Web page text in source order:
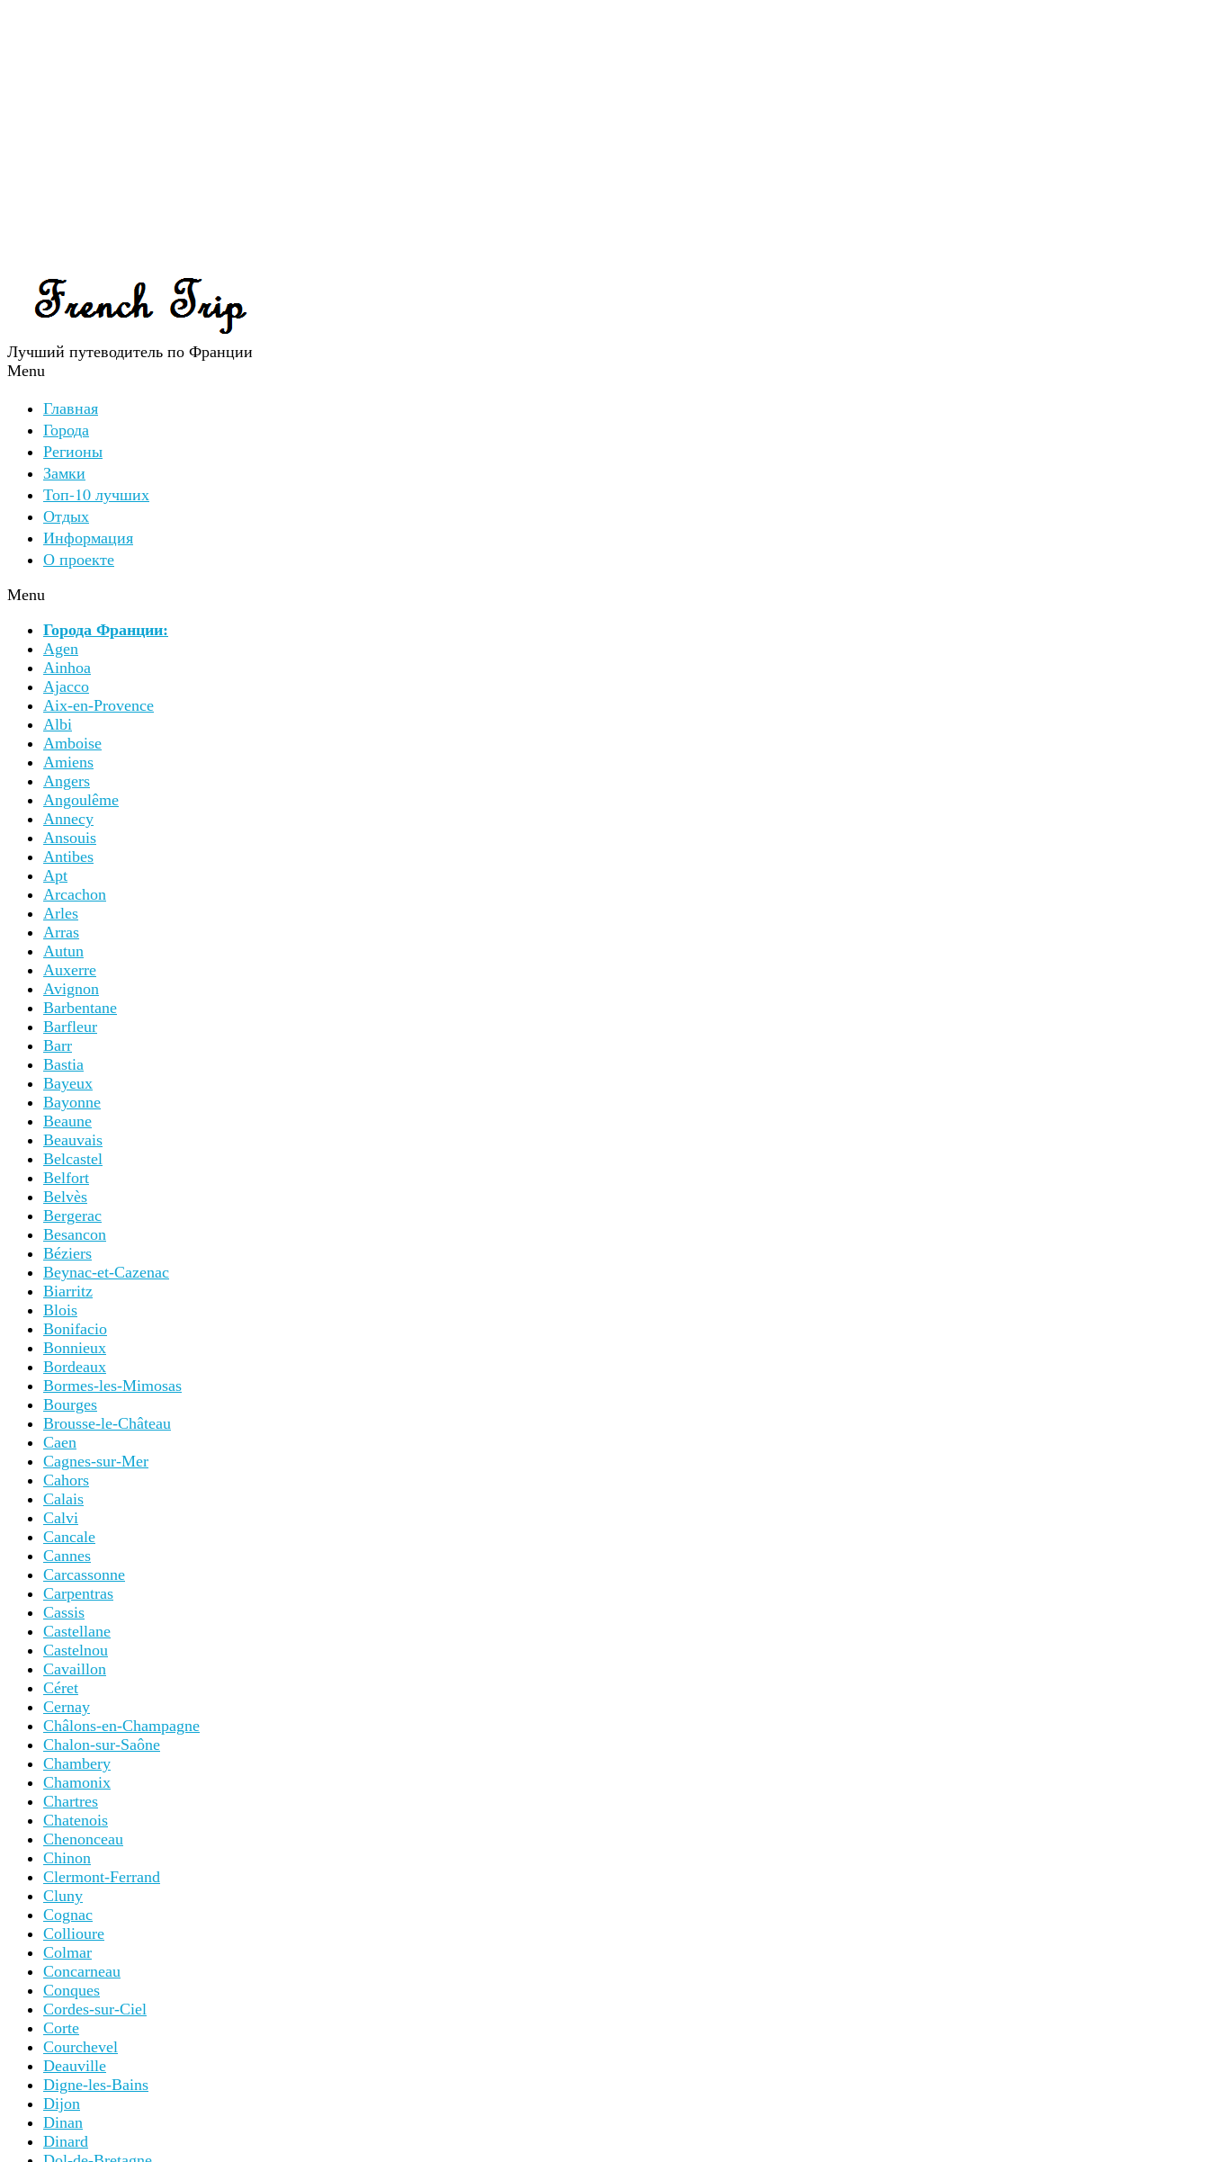
Лучший путеводитель по Франции
Menu
Главная
Города
Регионы
Замки
Топ-10 лучших
Отдых
Информация
О проекте
Menu
Города Франции:
Agen
Ainhoa
Ajacco
Aix-en-Provence
Albi
Amboise
Amiens
Angers
Angoulême
Annecy
Ansouis
Antibes
Apt
Arcachon
Arles
Arras
Autun
Auxerre
Avignon
Barbentane
Barfleur
Barr
Bastia
Bayeux
Bayonne
Beaune
Beauvais
Belcastel
Belfort
Belvès
Bergerac
Besancon
Béziers
Beynac-et-Cazenac
Biarritz
Blois
Bonifacio
Bonnieux
Bordeaux
Bormes-les-Mimosas
Bourges
Brousse-le-Château
Caen
Cagnes-sur-Mer
Cahors
Calais
Calvi
Cancale
Cannes
Carcassonne
Carpentras
Cassis
Castellane
Castelnou
Cavaillon
Céret
Cernay
Châlons-en-Champagne
Chalon-sur-Saône
Chambery
Chamonix
Chartres
Chatenois
Chenonceau
Chinon
Clermont-Ferrand
Cluny
Cognac
Collioure
Colmar
Concarneau
Conques
Cordes-sur-Ciel
Corte
Courchevel
Deauville
Digne-les-Bains
Dijon
Dinan
Dinard